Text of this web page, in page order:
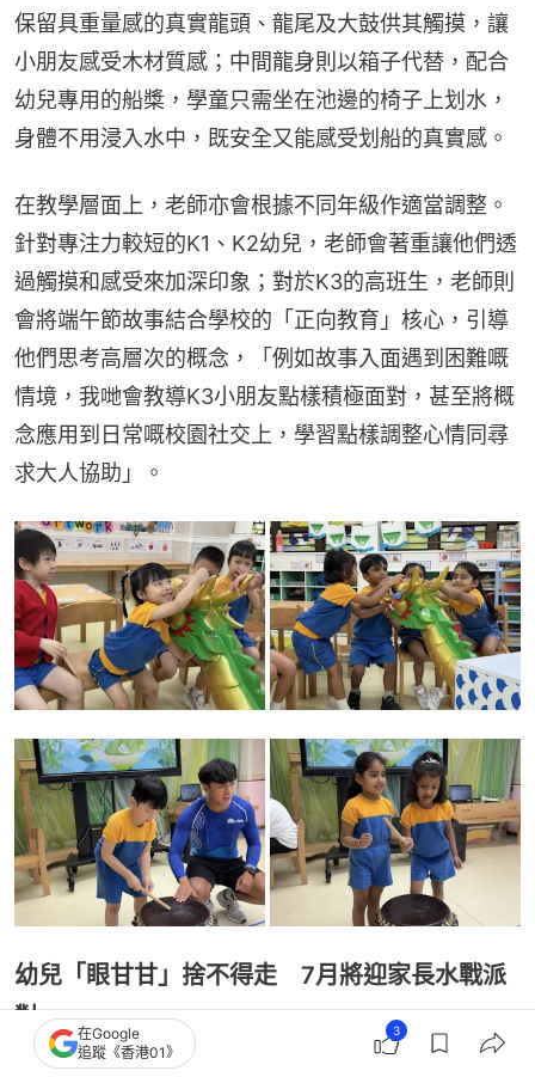
保留具重量感的真實龍頭、龍尾及大鼓供其觸摸，讓
小朋友感受木材質感；中間龍身則以箱子代替，配合
幼兒專用的船槳，學童只需坐在池邊的椅子上划水，
身體不用浸入水中，既安全又能感受划船的真實感。
在教學層面上，老師亦會根據不同年級作適當調整。
針對專注力較短的K1、K2幼兒，老師會著重讓他們透
過觸摸和感受來加深印象；對於K3的高班生，老師則
會將端午節故事結合學校的「正向教育」核心，引導
他們思考高層次的概念，「例如故事入面遇到困難嘅
情境，我哋會教導K3小朋友點樣積極面對，甚至將概
念應用到日常嘅校園社交上，學習點樣調整心情同尋
求大人協助」。
幼兒「眼甘甘」捨不得走 7月將迎家長水戰派
對
今次龍舟實景體驗讓一眾學童樂而忘返，回想起活動
在Google
追蹤《香港01》
3